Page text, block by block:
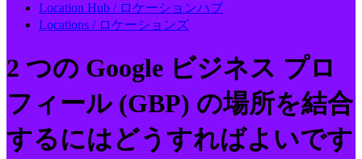
Location Hub / ロケーションハブ
Locations / ロケーションズ
2 つの Google ビジネス プロ
フィール (GBP) の場所を結合
するにはどうすればよいです